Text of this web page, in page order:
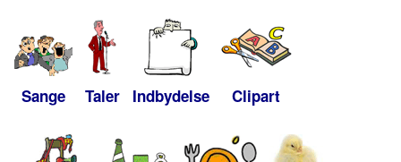
Sange Taler Indbydelse Clipart